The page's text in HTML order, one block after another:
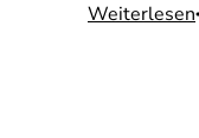
Weiterlesen